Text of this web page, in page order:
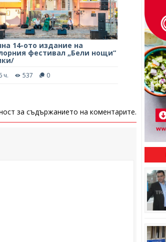
14-ото издание на
фестивал „Бели нощи“
ч. 537 0
за съдържанието на коментарите.